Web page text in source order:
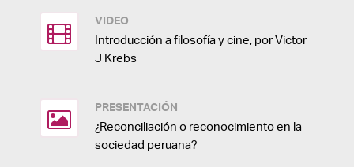
VIDEO
Introducción a filosofía y cine, por Victor
J Krebs
PRESENTACIÓN
¿Reconciliación o reconocimiento en la
sociedad peruana?